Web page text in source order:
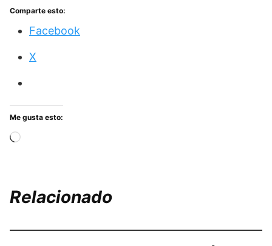
Comparte esto:
Facebook
X
Me gusta esto:
Cargando...
Relacionado